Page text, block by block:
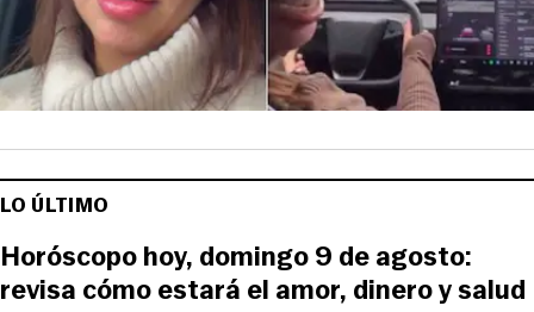
LO ÚLTIMO
Horóscopo hoy, domingo 9 de agosto:
revisa cómo estará el amor, dinero y salud